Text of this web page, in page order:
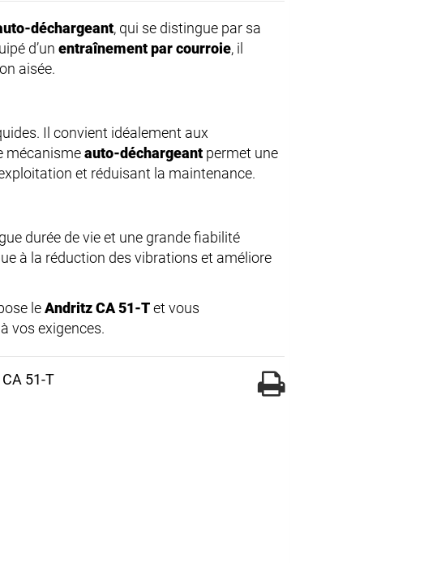
déchargeant, qui se distingue par sa
d’un entraînement par courroie, il
aisée.
Il convient idéalement aux
mécanismeauto-déchargeant permet une
et réduisant la maintenance.
durée de vie et une grande fiabilité
à la réduction des vibrations et améliore
leAndritz CA 51-Tet vous
vos exigences.
51-T